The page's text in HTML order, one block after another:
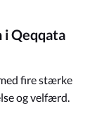
i Qeqqata
fire stærke
og velfærd.